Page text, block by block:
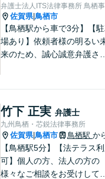
弁護士法人ITS法律事務所 鳥栖
佐賀県|鳥栖市
【鳥栖駅から車で3分】【
場あり】依頼者様の明るい
来のため、誠心誠意弁護させ
す。インターネット／刑事
相続など、幅広い困りごとに
対応可能！【完全個室で対
応】
竹下 正実 弁護士
九州鳥栖・芯鋭法律事務所
佐賀県|鳥栖市 鳥栖駅 か
【鳥栖駅5分】【法テラス
可】個人の方、法人の方の
様々なご相談をお受けしてお